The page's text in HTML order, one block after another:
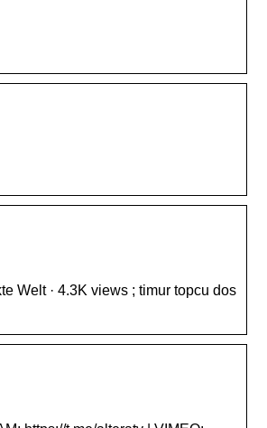
Welt · 4.3K views ; timur topcu dos